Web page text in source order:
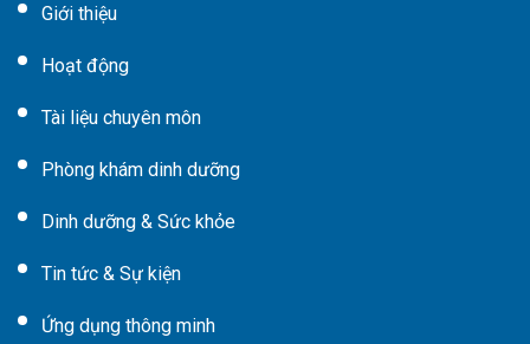
Giới thiệu
Hoạt động
Tài liệu chuyên môn
Phòng khám dinh dưỡng
Dinh dưỡng & Sức khỏe
Tin tức & Sự kiện
Ứng dụng thông minh